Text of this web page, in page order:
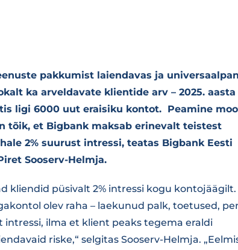
pakkumist laiendavas ja
ka arveldavate klientide arv – 2025. aasta
ligi 6000 uut eraisiku kontot. Peamine
tõik, et Bigbank maksab erinevalt teistest
2% suurust intressi, teatas Bigbank Eesti
Sooserv-Helmja.
kliendid püsivalt 2% intressi kogu kontojäägilt.
olev raha – laekunud palk, toetused,
intressi, ilma et klient peaks tegema eraldi
riske,“ selgitas Sooserv-Helmja.